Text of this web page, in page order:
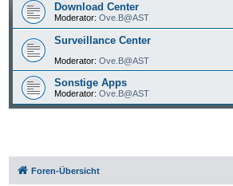
Download Center
Moderator: Ove.B@AST
Surveillance Center
Moderator: Ove.B@AST
Sonstige Apps
Moderator: Ove.B@AST
Foren-Übersicht